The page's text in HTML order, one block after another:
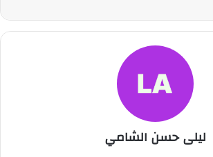
ليلى حسن الشامي